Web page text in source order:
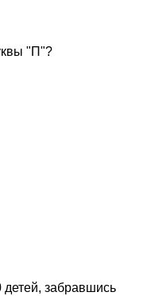
"П"?
детей, забравшись